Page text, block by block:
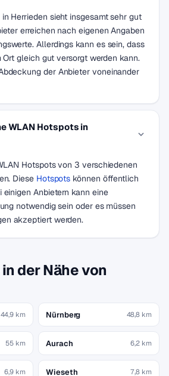
Herrieden sieht insgesamt sehr gut
erreichen nach eigenen Angaben
Allerdings kann es sein, dass
gleich gut versorgt werden kann.
der Anbieter voneinander
WLAN Hotspots in
Hotspots von 3 verschiedenen
Diese Hotspots können öffentlich
Anbietern kann eine
notwendig sein oder es müssen
akzeptiert werden.
der Nähe von
44,9 km Nürnberg 48,8 km
55 km Aurach 6,2 km
6,9 km Wieseth 7,8 km